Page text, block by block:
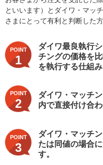
といいます）とダイワ・マッ
さまにとって有利と判断した
POINT
1
ダイワ最良執行
チングの価格を
を執行する仕組み
POINT
2
ダイワ・マッチ
内で直接付け合
POINT
3
ダイワ・マッチ
たは同値の場合
す。